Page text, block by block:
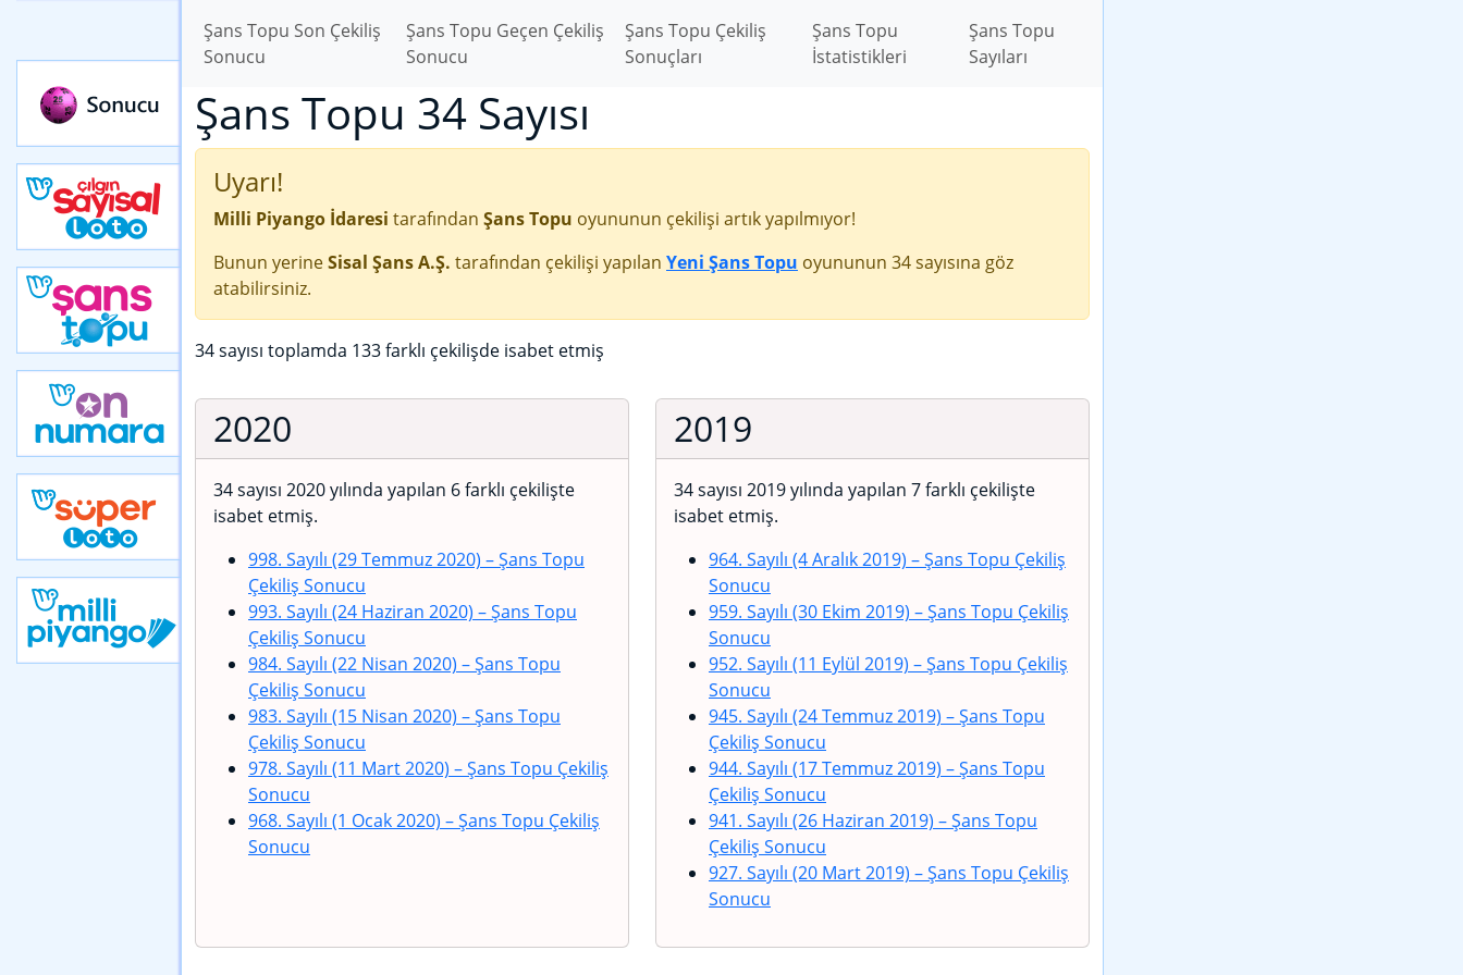
Şans Topu Son Çekiliş
Sonucu
Şans Topu Geçen Çekiliş
Sonucu
Şans Topu Çekiliş
Sonuçları
Şans Topu
İstatistikleri
Şans Topu
Sayıları
Şans Topu 34 Sayısı
Uyarı!
Milli Piyango İdaresi tarafından Şans Topu oyununun çekilişi artık yapılmıyor!
Bunun yerineSisal Şans A.Ş. tarafından çekilişi yapılan Yeni Şans Topu oyununun 34 sayısına göz
atabilirsiniz.
34 sayısı toplamda 133 farklı çekilişde isabet etmiş
2020
34 sayısı 2020 yılında yapılan 6 farklı çekilişte
isabet etmiş.
998. Sayılı (29 Temmuz 2020) – Şans Topu
Çekiliş Sonucu
993. Sayılı (24 Haziran 2020) – Şans Topu
Çekiliş Sonucu
984. Sayılı (22 Nisan 2020) – Şans Topu
Çekiliş Sonucu
983. Sayılı (15 Nisan 2020) – Şans Topu
Çekiliş Sonucu
978. Sayılı (11 Mart 2020) – Şans Topu Çekiliş
Sonucu
968. Sayılı (1 Ocak 2020) – Şans Topu Çekiliş
Sonucu
2019
34 sayısı 2019 yılında yapılan 7 farklı çekilişte
isabet etmiş.
964. Sayılı (4 Aralık 2019) – Şans Topu Çekiliş
Sonucu
959. Sayılı (30 Ekim 2019) – Şans Topu Çekiliş
Sonucu
952. Sayılı (11 Eylül 2019) – Şans Topu Çekiliş
Sonucu
945. Sayılı (24 Temmuz 2019) – Şans Topu
Çekiliş Sonucu
944. Sayılı (17 Temmuz 2019) – Şans Topu
Çekiliş Sonucu
941. Sayılı (26 Haziran 2019) – Şans Topu
Çekiliş Sonucu
927. Sayılı (20 Mart 2019) – Şans Topu Çekiliş
Sonucu